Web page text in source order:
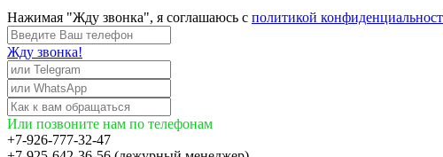
Нажимая "Жду звонка", я соглашаюсь с политикой
Жду звонка!
Или позвоните нам по телефонам
+7-926-777-32-47